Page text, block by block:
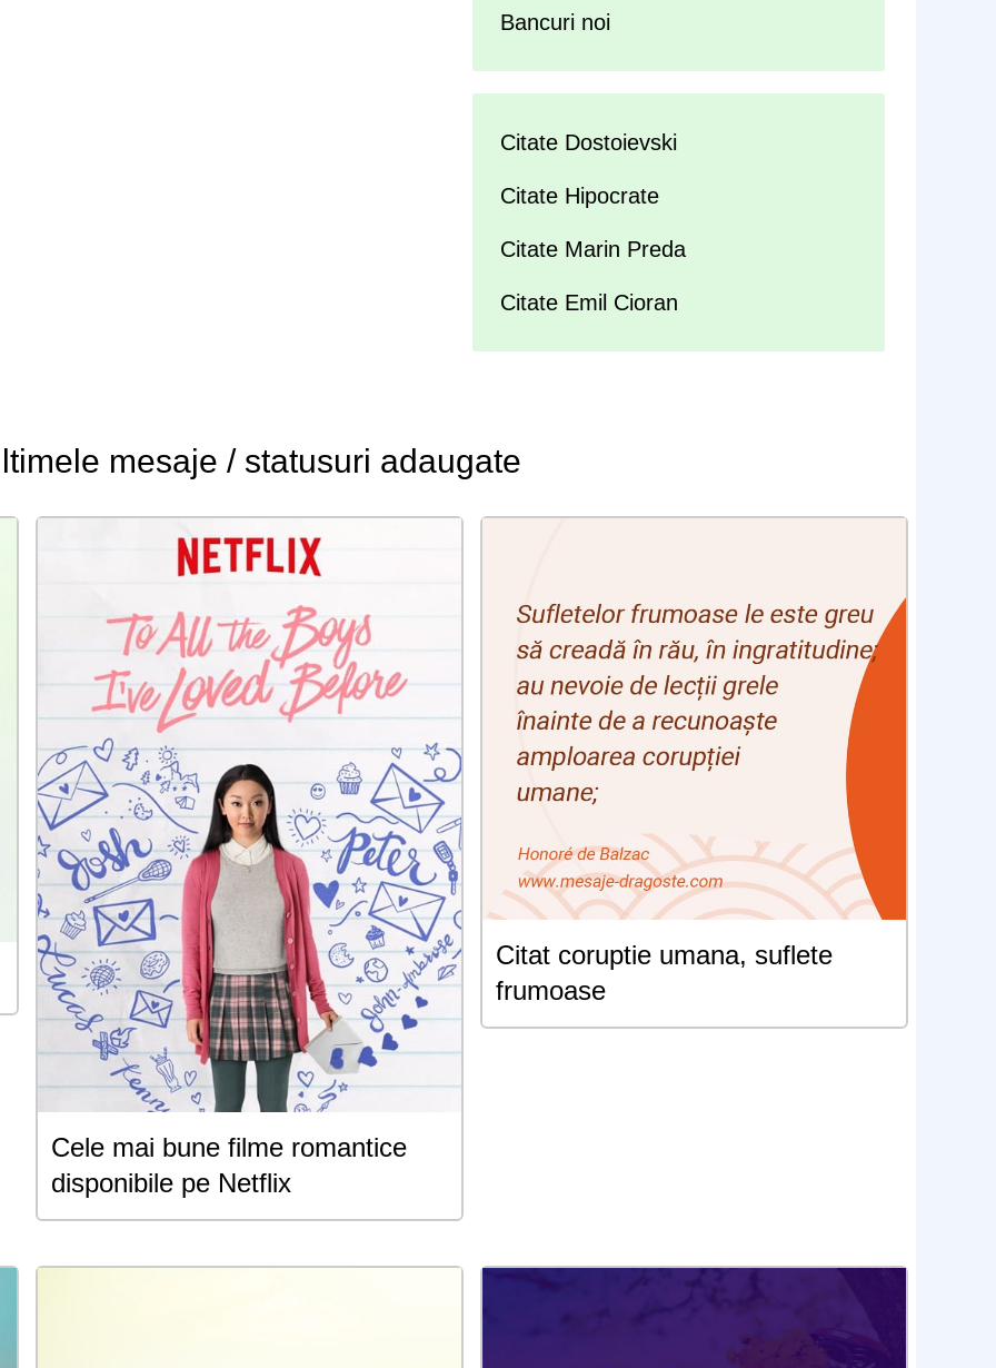
Bancuri noi
Citate Dostoievski
Citate Hipocrate
Citate Marin Preda
Citate Emil Cioran
mesaje / statusuri adaugate
Cele mai bune filme romantice
disponibile pe Netflix
Citat coruptie umana, suflete
frumoase